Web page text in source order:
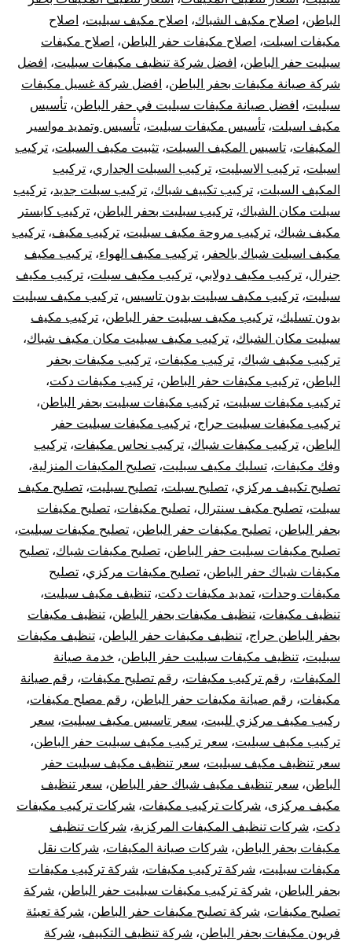
الباطن
سبليت
مركزي
دولابي
شباك
كونسيلد
الباطن، اصلاح مكيف الشباك، اصلاح مكيف سبليت، اصلاح
مكيفات اسبلت، اصلاح مكيفات حفر الباطن، اصلاح مكيفات
سبليت حفر الباطن، افضل شركة تنظيف مكيفات سبليت، افضل
شركة صيانة مكيفات بحفر الباطن، افضل شركة غسيل مكيفات
سبليت، افضل صيانة مكيفات سبليت في حفر الباطن، تأسيس
مكيف اسبلت، تأسيس مكيفات سبليت، تأسيس وتمديد مواسير
المكيفات، تاسيس المكيف السبلت، تثبيت مكيف السبلت، تركيب
اسبلت، تركيب الاسبليت، تركيب السبلت الجداري، تركيب
المكيف السبلت، تركيب تكييف شباك، تركيب سبلت جديد، تركيب
سبلت مكان الشباك، تركيب سبليت بحفر الباطن، تركيب كابستر
مكيف شباك، تركيب مروحة مكيف سبليت، تركيب مكيف، تركيب
مكيف اسبلت شباك بالحفر ، تركيب مكيف الهواء، تركيب مكيف
جنرال، تركيب مكيف دولابي، تركيب مكيف سبلت، تركيب مكيف
سبليت، تركيب مكيف سبليت بدون تاسيس، تركيب مكيف سبليت
بدون تسليك، تركيب مكيف سبليت حفر الباطن، تركيب مكيف
سبليت مكان الشباك، تركيب مكيف سبليت مكان مكيف شباك،
تركيب مكيف شباك، تركيب مكيفات، تركيب مكيفات بحفر
الباطن، تركيب مكيفات حفر الباطن، تركيب مكيفات دكت،
تركيب مكيفات سبليت، تركيب مكيفات سبليت بحفر الباطن،
تركيب مكيفات سبليت حراج، تركيب مكيفات سبليت حفر
الباطن، تركيب مكيفات شباك، تركيب نحاس مكيفات، تركيب
وفك مكيفات، تسليك مكيف سبليت، تصليح المكيفات المنزلية،
تصليح تكييف مركزي، تصليح سبلت، تصليح سبليت، تصليح مكيف
سبلت، تصليح مكيف سنترال، تصليح مكيفات، تصليح مكيفات
بحفر الباطن، تصليح مكيفات حفر الباطن، تصليح مكيفات سبليت،
تصليح مكيفات سبليت حفر الباطن، تصليح مكيفات شباك، تصليح
مكيفات شباك حفر الباطن، تصليح مكيفات مركزي، تصليح
مكيفات وحدات، تمديد مكيفات دكت، تنظيف مكيف سبليت،
تنظيف مكيفات، تنظيف مكيفات بحفر الباطن، تنظيف مكيفات
بحفر الباطن حراج، تنظيف مكيفات حفر الباطن، تنظيف مكيفات
سبليت، تنظيف مكيفات سبليت حفر الباطن، خدمة صيانة
المكيفات، رقم تركيب مكيفات، رقم تصليح مكيفات، رقم صيانة
مكيفات، رقم صيانة مكيفات حفر الباطن، رقم مصلح مكيفات،
ركيب مكيف مركزي للبيت، سعر تاسيس مكيف سبليت، سعر
تركيب مكيف سبليت، سعر تركيب مكيف سبليت حفر الباطن،
سعر تنظيف مكيف سبليت، سعر تنظيف مكيف سبليت حفر
الباطن، سعر تنظيف مكيف شباك حفر الباطن، سعر تنظيف
مكيف مركزى، شركات تركيب مكيفات، شركات تركيب مكيفات
دكت، شركات تنظيف المكيفات المركزية، شركات تنظيف
مكيفات بحفر الباطن، شركات صيانة المكيفات، شركات نقل
مكيفات سبليت، شركة تركيب مكيفات، شركة تركيب مكيفات
بحفر الباطن، شركة تركيب مكيفات سبليت حفر الباطن، شركة
تصليح مكيفات، شركة تصليح مكيفات حفر الباطن، شركة تعبئة
فريون مكيفات بحفر الباطن، شركة تنظيف التكييف، شركة